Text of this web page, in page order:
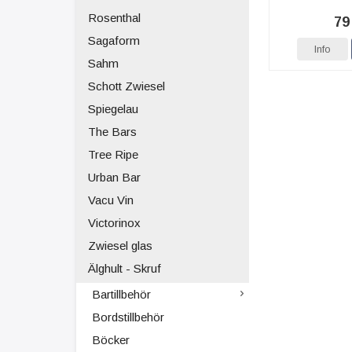
Rosenthal
Sagaform
Sahm
Schott Zwiesel
Spiegelau
The Bars
Tree Ripe
Urban Bar
Vacu Vin
Victorinox
Zwiesel glas
Älghult - Skruf
Bartillbehör
Bordstillbehör
Böcker
Info